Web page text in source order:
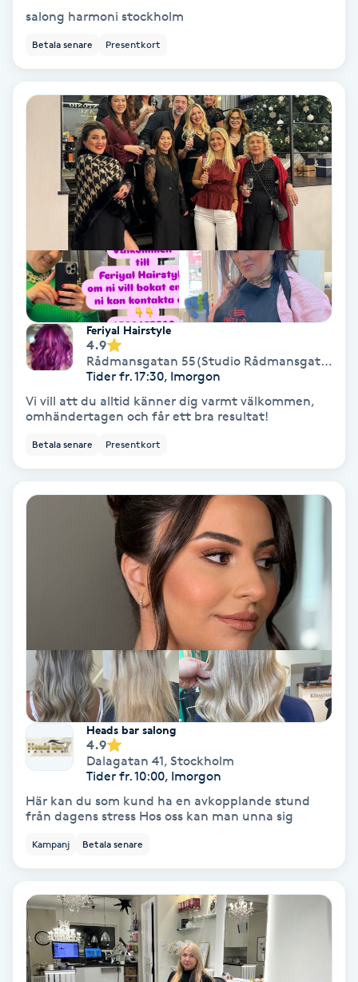
Face framing
Fet hårbotten
Fettreducering
Fibromassage
Fotmassage
Fotsvamp
Fransar
Fransborttagning
Fransförlängning Megavolym
Fransförlängning Volym
Fransk manikyr
Fransrengöring
Frekvensterapi
Friskvård
Friskvårdsmassage
Frisör
Funktionsanalys
salong harmoni stockholm
Betala senare Presentkort
Feriyal Hairstyle
4.9
Rådmansgatan 55(Studio Rådmansgatan 55)
Tider fr. 17:30, Imorgon
Vi vill att du alltid känner dig varmt välkommen,
omhändertagen och får ett bra resultat!
Betala senare Presentkort
Heads bar salong
4.9
Dalagatan 41, Stockholm
Tider fr. 10:00, Imorgon
Här kan du som kund ha en avkopplande stund
från dagens stress Hos oss kan man unna sig
Kampanj Betala senare